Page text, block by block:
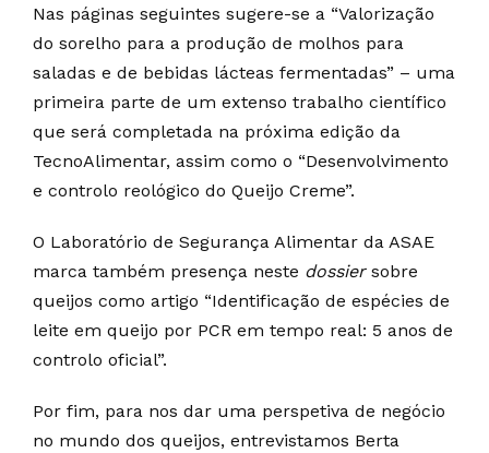
Nas páginas seguintes sugere-se a “Valorização
do sorelho para a produção de molhos para
saladas e de bebidas lácteas fermentadas” – uma
primeira parte de um extenso trabalho científico
que será completada na próxima edição da
TecnoAlimentar, assim como o “Desenvolvimento
e controlo reológico do Queijo Creme”.
O Laboratório de Segurança Alimentar da ASAE
marca também presença neste dossiersobre
queijos como artigo “Identificação de espécies de
leite em queijo por PCR em tempo real: 5 anos de
controlo oficial”.
Por fim, para nos dar uma perspetiva de negócio
no mundo dos queijos, entrevistamos Berta